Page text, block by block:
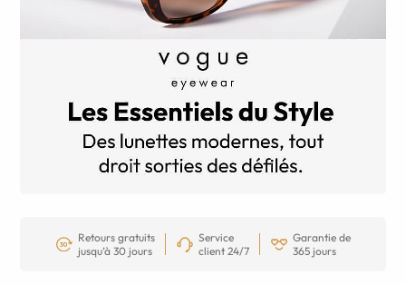
Retours gratuits
jusqu’à 30 jours
Service
client 24/7
Garantie de
365 jours